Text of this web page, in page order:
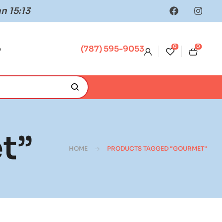
15:13
(787) 595-9053 0 0
HOME PRODUCTS TAGGED “GOURMET”